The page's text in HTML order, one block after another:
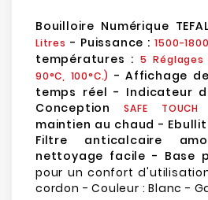
Bouilloire Numérique TEFAL
Litres - Puissance :1500-
températures : 5 Réglages
90°C, 100°C.) - Affichage
temps réel - Indicateur
ConceptionSAFE TOUCH
maintien au chaud -
Filtre anticalcaire
nettoyage facile - Base
pour un confort
cordon - Couleur : Blanc -